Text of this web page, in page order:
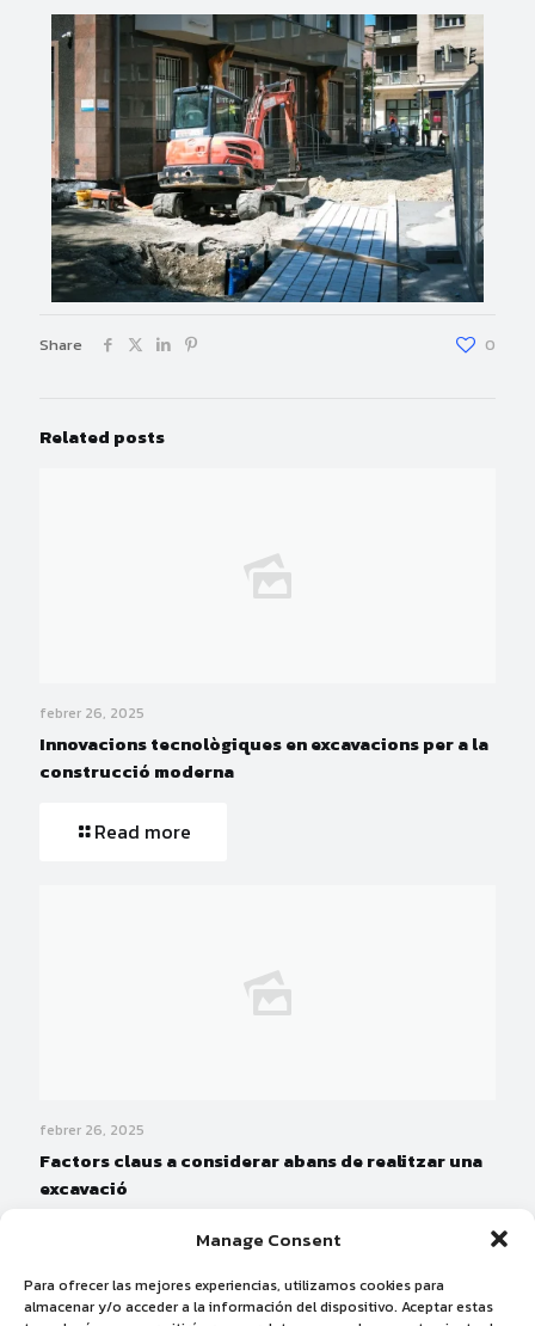
Manage Consent
Para ofrecer las mejores experiencias, utilizamos cookies para
almacenar y/o acceder a la información del dispositivo. Aceptar estas
Share 0
Related posts
febrer 26, 2025
Innovacions tecnològiques en excavacions per a la
construcció moderna
Read more
febrer 26, 2025
Factors claus a considerar abans de realitzar una
excavació